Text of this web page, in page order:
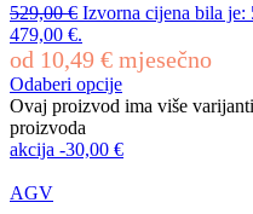
529,00€ Izvorna cijena bila je:
479,00 €.
od 10,49 € mjesečno
Odaberi opcije
Ovaj proizvod ima više
proizvoda
akcija -30,00 €
AGV